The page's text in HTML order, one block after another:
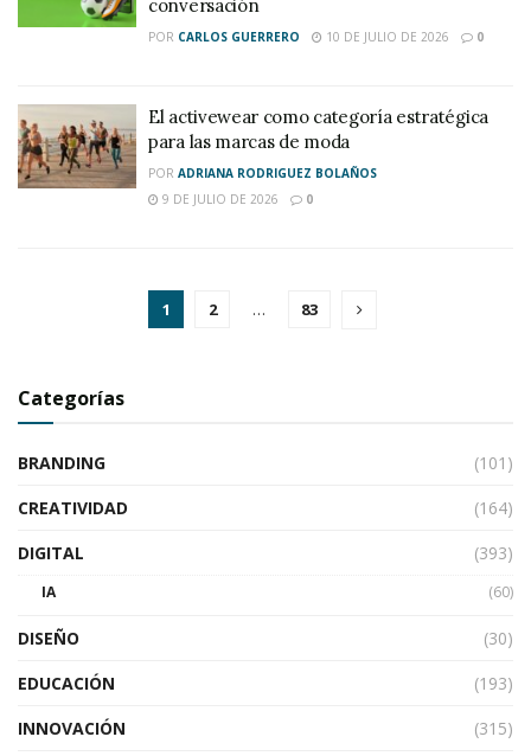
conversación
POR CARLOS GUERRERO 10 DE JULIO DE 2026 0
El activewear como categoría estratégica
para las marcas de moda
POR ADRIANA RODRIGUEZ BOLAÑOS
9 DE JULIO DE 2026
0
1 2 … 83
Categorías
BRANDING
(101)
CREATIVIDAD
(164)
DIGITAL
(393)
IA (60)
DISEÑO
(30)
EDUCACIÓN
(193)
INNOVACIÓN
(315)